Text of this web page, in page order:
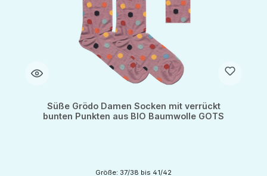
Süße Grödo Damen Socken mit verrückt
bunten Punkten aus BIO Baumwolle GOTS
Größe: 37/38 bis 41/42